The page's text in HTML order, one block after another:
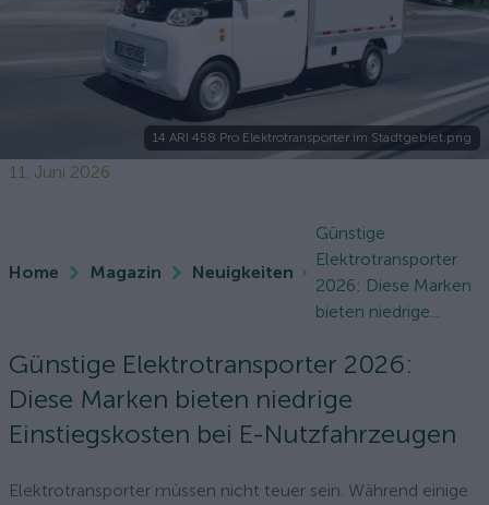
14 ARI 458 Pro Elektrotransporter im Stadtgebiet.png
11. Juni 2026
Home Magazin Neuigkeiten
Günstige
Elektrotransporter
2026: Diese Marken
bieten niedrige...
Günstige Elektrotransporter 2026:
Diese Marken bieten niedrige
Einstiegskosten bei E-Nutzfahrzeugen
Elektrotransporter müssen nicht teuer sein. Während einige